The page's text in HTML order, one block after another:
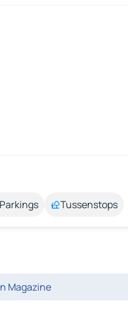
Parkings Tussenstops
Magazine